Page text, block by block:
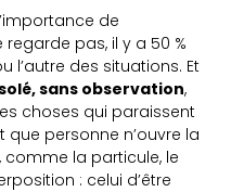
de
regarde pas, il y a 50 %
l’autre des situations. Et
sans observation,
choses qui paraissent
personne n’ouvre la
la particule, le
: celui d’être